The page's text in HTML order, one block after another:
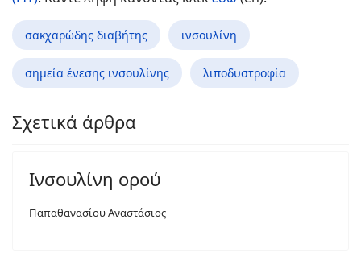
σακχαρώδης διαβήτης ινσουλίνη
σημεία ένεσης ινσουλίνης λιποδυστροφία
Σχετικά άρθρα
Ινσουλίνη ορού
Παπαθανασίου Αναστάσιος